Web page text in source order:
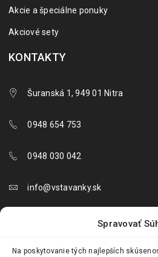
Spravovať
Na poskytovanie tých najlepších
Akcie a špeciálne ponuky
Akciové sety
KONTAKTY
Šuranská 1, 949 01 Nitra
0948 654 753
0948 030 042
info@vstavanky.sk
objednavky@vstavanky.sk
reklamacie@vstavanky.sk